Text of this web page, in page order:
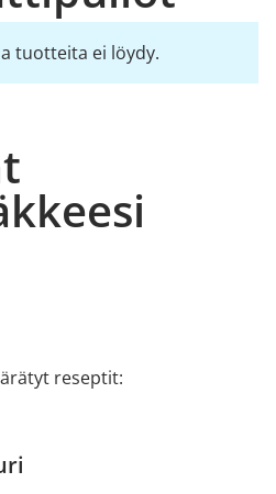
tuotteita ei löydy.
reseptit: